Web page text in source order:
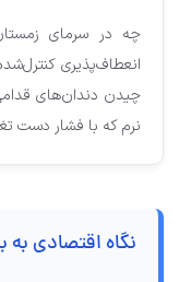
چه در سرمای
انعطاف‌پذیری
نرم که با فشار دست
نگاه اقتصادی به بسته ۵۰۰